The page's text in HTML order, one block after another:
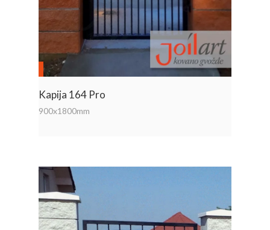
Kapija 164 Pro
900x1800mm